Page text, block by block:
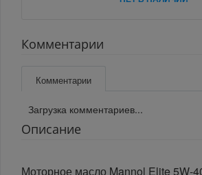
Комментарии
Комментарии
Загрузка комментариев...
Описание
Моторное масло Mannol Elite 5W-